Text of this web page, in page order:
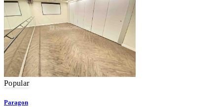
Popular
Paragon